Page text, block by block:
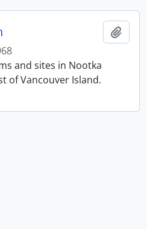
and sites in Nootka
of Vancouver Island.